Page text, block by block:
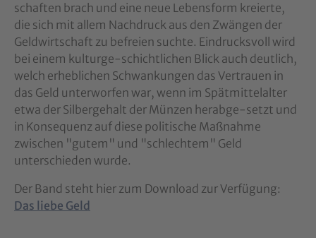
schaften brach und eine neue Lebensform kreierte,
die sich mit allem Nachdruck aus den Zwängen der
Geldwirtschaft zu befreien suchte. Eindrucksvoll wird
bei einem kulturge-schichtlichen Blick auch deutlich,
welch erheblichen Schwankungen das Vertrauen in
das Geld unterworfen war, wenn im Spätmittelalter
etwa der Silbergehalt der Münzen herabge-setzt und
in Konsequenz auf diese politische Maßnahme
zwischen "gutem" und "schlechtem" Geld
unterschieden wurde.
Der Band steht hier zum Download zur Verfügung:
Das liebe Geld